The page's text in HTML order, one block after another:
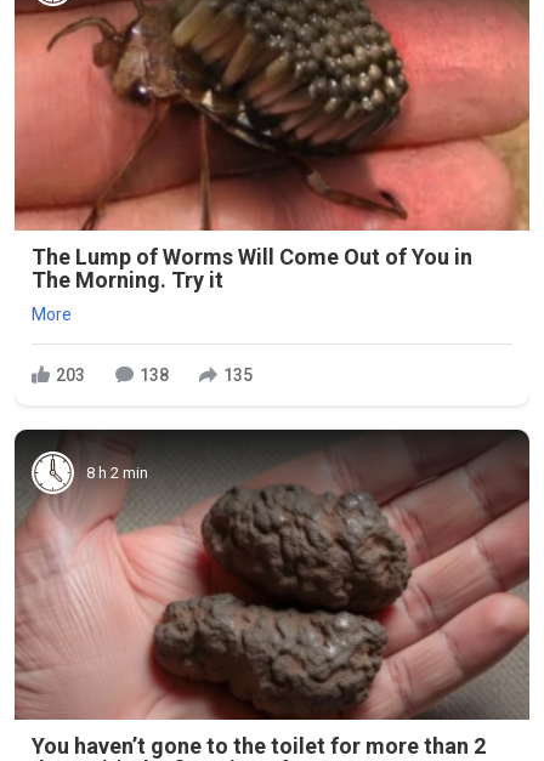
The Lump of Worms Will Come Out of You in
The Morning. Try it
More
203 138 135
8 h 2 min
You haven’t gone to the toilet for more than 2